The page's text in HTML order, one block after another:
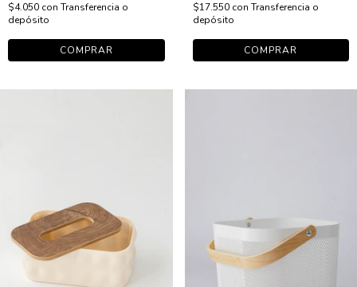
$4.050 con Transferencia o
depósito
COMPRAR
$17.550 con Transferencia o
depósito
COMPRAR